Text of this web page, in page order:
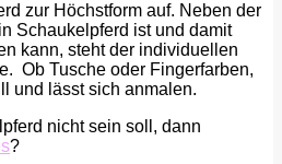
zur Höchstform auf. Neben der
Schaukelpferd ist und damit
kann, steht der individuellen
Ob Tusche oder Fingerfarben,
und lässt sich anmalen.
nicht sein soll, dann
?